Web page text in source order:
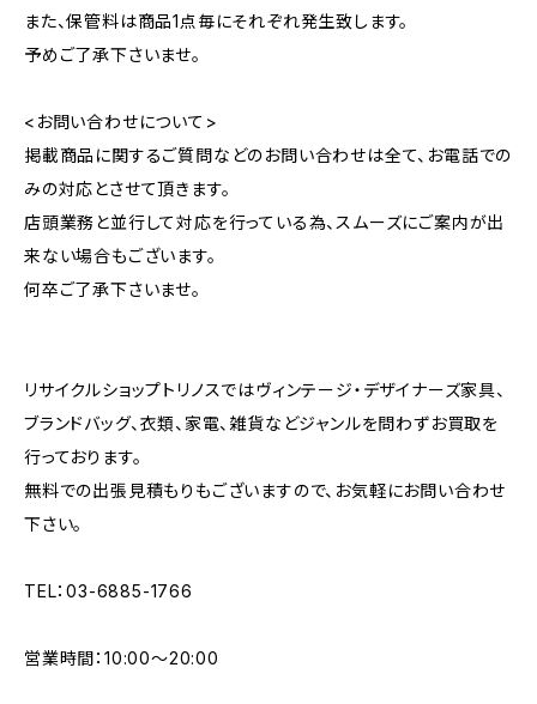
また、保管料は商品1点毎にそれぞれ発生致します。
予めご了承下さいませ。
<お問い合わせについて>
掲載商品に関するご質問などのお問い合わせは全て、お電話での
みの対応とさせて頂きます。
店頭業務と並行して対応を行っている為、スムーズにご案内が出
来ない場合もございます。
何卒ご了承下さいませ。
リサイクルショップトリノスではヴィンテージ・デザイナーズ家具、
ブランドバッグ、衣類、家電、雑貨などジャンルを問わずお買取を
行っております。
無料での出張見積もりもございますので、お気軽にお問い合わせ
下さい。
TEL：03-6885-1766
営業時間：10:00〜20:00